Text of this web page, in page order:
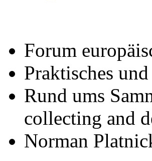
Forum
Praktisches
Rund ums
collecting and
Norman